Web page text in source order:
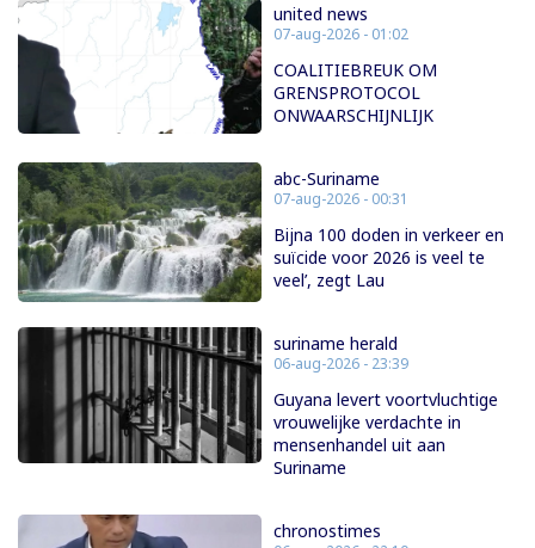
united news
07-aug-2026 - 01:02
COALITIEBREUK OM
GRENSPROTOCOL
ONWAARSCHIJNLIJK
abc-Suriname
07-aug-2026 - 00:31
Bijna 100 doden in verkeer en
suïcide voor 2026 is veel te
veel’, zegt Lau
suriname herald
06-aug-2026 - 23:39
Guyana levert voortvluchtige
vrouwelijke verdachte in
mensenhandel uit aan
Suriname
chronostimes